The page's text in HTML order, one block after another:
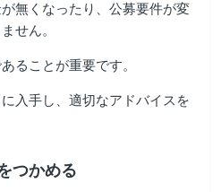
無くなったり、公募要件が変
せん。
ることが重要です。
入手し、適切なアドバイスを
つかめる